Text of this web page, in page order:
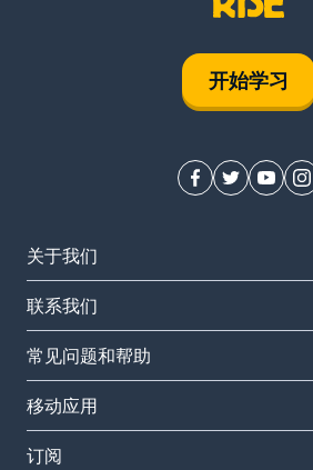
开始学习
关于我们
联系我们
常见问题和帮助
移动应用
订阅